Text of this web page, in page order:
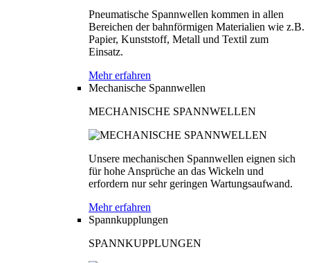
Pneumatische Spannwellen kommen in allen
Bereichen der bahnförmigen Materialien wie z.B.
Papier, Kunststoff, Metall und Textil zum
Einsatz.
Mehr erfahren
Mechanische Spannwellen
MECHANISCHE SPANNWELLEN
Unsere mechanischen Spannwellen eignen sich
für hohe Ansprüche an das Wickeln und
erfordern nur sehr geringen Wartungsaufwand.
Mehr erfahren
Spannkupplungen
SPANNKUPPLUNGEN